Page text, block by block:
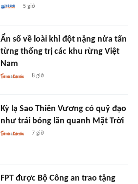
5 giờ
Ẩn số về loài khỉ đột nặng nửa tấn
từng thống trị các khu rừng Việt
Nam
8 giờ
Kỳ lạ Sao Thiên Vương có quỹ đạo
như trái bóng lăn quanh Mặt Trời
7 giờ
FPT được Bộ Công an trao tặng